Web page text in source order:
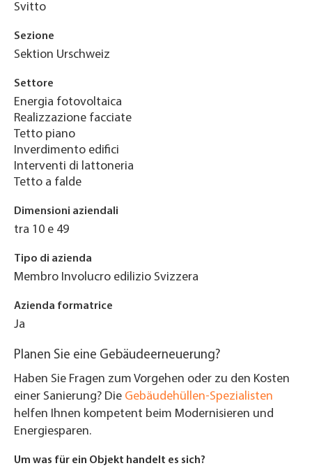
Svitto
Sezione
Sektion Urschweiz
Settore
Energia fotovoltaica
Realizzazione facciate
Tetto piano
Inverdimento edifici
Interventi di lattoneria
Tetto a falde
Dimensioni aziendali
tra 10 e 49
Tipo di azienda
Membro Involucro edilizio Svizzera
Azienda formatrice
Ja
Planen Sie eine Gebäudeerneuerung?
Haben Sie Fragen zum Vorgehen oder zu den Kosten
einer Sanierung? Die Gebäudehüllen-Spezialisten
helfen Ihnen kompetent beim Modernisieren und
Energiesparen.
Um was für ein Objekt handelt es sich?